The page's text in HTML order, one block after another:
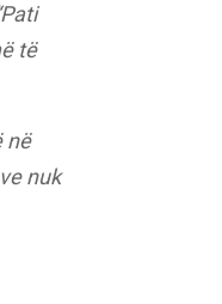
të
në
nuk